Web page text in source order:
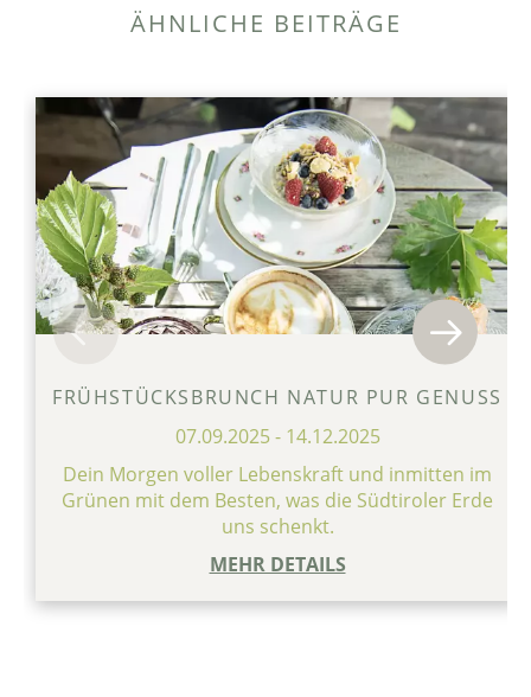
ÄHNLICHE BEITRÄGE
FRÜHSTÜCKSBRUNCH NATUR PUR GENUSS
07.09.2025-14.12.2025
Dein Morgen voller Lebenskraft und inmitten im
Grünen mit dem Besten, was die Südtiroler Erde
uns schenkt.
MEHR DETAILS